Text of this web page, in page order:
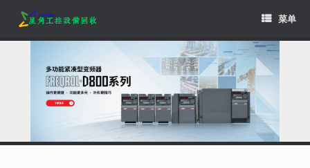
content
菜单